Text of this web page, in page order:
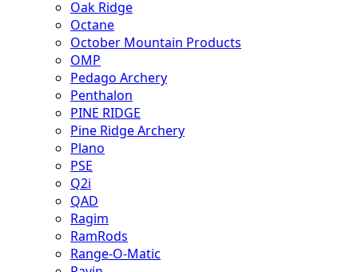
Oak Ridge
Octane
October Mountain Products
OMP
Pedago Archery
Penthalon
PINE RIDGE
Pine Ridge Archery
Plano
PSE
Q2i
QAD
Ragim
RamRods
Range-O-Matic